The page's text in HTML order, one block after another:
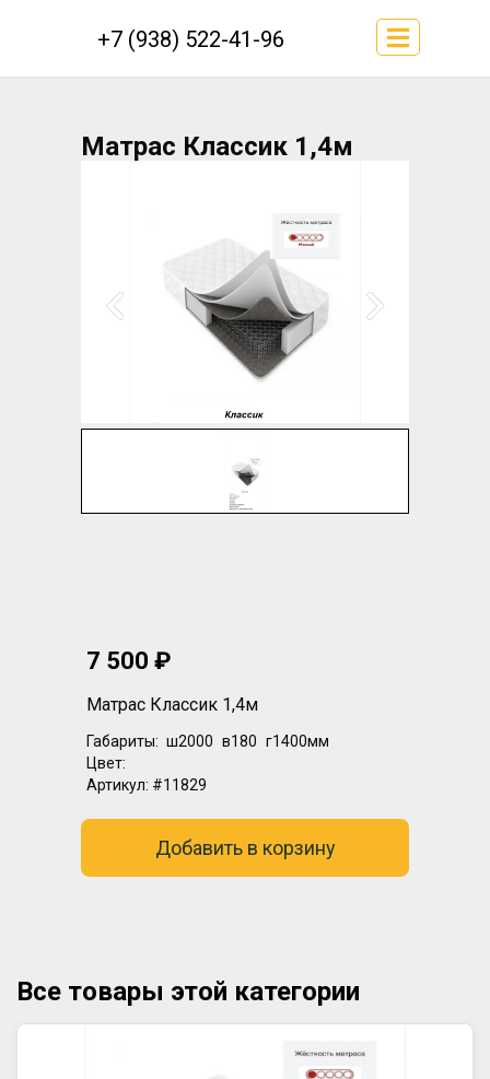
+7 (938) 522-41-96
Матрас Классик 1,4м
7 500 ₽
Матрас Классик 1,4м
Габариты: ш2000 в180 г1400мм
Цвет:
Артикул: #11829
Добавить в корзину
Все товары этой категории